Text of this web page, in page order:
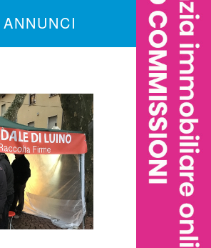
ANNUNCI